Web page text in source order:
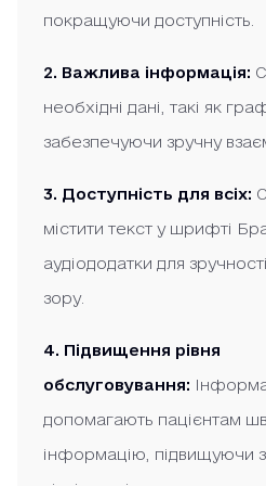
покращуючи доступність.
2. Важлива інформація:
необхідні дані, такі як
забезпечуючи зручну
3. Доступність для всіх:
містити текст у шрифті
аудіододатки для
зору.
4. Підвищення рівня
обслуговування:
допомагають пацієнтам
інформацію, підвищуючи